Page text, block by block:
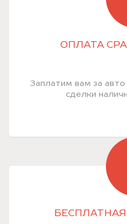
ОПЛАТА
Заплатим вам за
сделки